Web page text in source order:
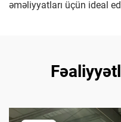
əməliyyatları üçün ideal